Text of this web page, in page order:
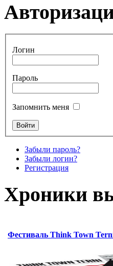
Логин
Пароль
Запомнить меня
Забыли пароль?
Забыли логин?
Регистрация
Хроники
Фестиваль Think Town